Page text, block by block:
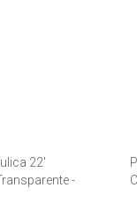
22'
-